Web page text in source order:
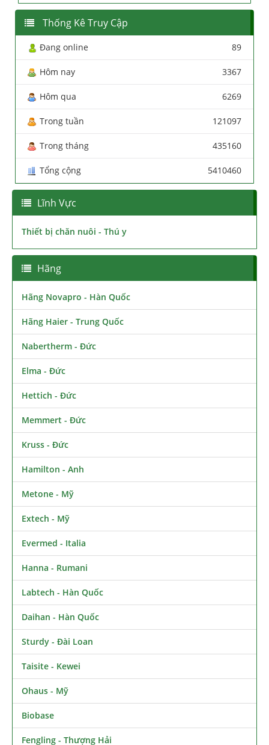
Thống Kê Truy Cập
Đang online 89
Hôm nay 3367
Hôm qua 6269
Trong tuần 121097
Trong tháng 435160
Tổng cộng 5410460
Lĩnh Vực
Thiết bị chăn nuôi - Thú y
Hãng
Hãng Novapro - Hàn Quốc
Hãng Haier - Trung Quốc
Nabertherm - Đức
Elma - Đức
Hettich - Đức
Memmert - Đức
Kruss - Đức
Hamilton - Anh
Metone - Mỹ
Extech - Mỹ
Evermed - Italia
Hanna - Rumani
Labtech - Hàn Quốc
Daihan - Hàn Quốc
Sturdy - Đài Loan
Taisite - Kewei
Ohaus - Mỹ
Biobase
Fengling - Thượng Hải